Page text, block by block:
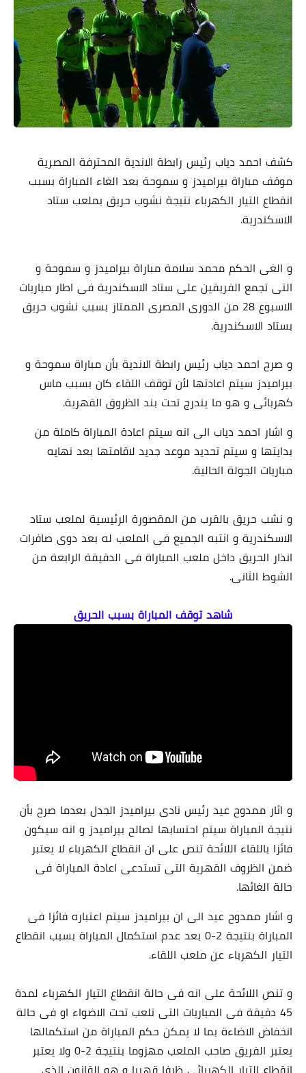
كشف احمد دياب رئيس رابطة الاندية المحترفة المصرية
موقف مباراة بيراميدز و سموحة بعد الغاء المباراة بسبب
انقطاع التيار الكهرباء نتيجة نشوب حريق بملعب ستاد
الاسكندرية.
و الغى الحكم محمد سلامة مباراة بيراميدز و سموحة و
التى تجمع الفريقين على ستاد الاسكندرية فى اطار مباريات
الاسبوع 28 من الدورى المصرى الممتاز بسبب نشوب حريق
بستاد الاسكندرية.
و صرح احمد دياب رئيس رابطة الاندية بأن مباراة سموحة و
بيراميدز سيتم اعادتها لأن توقف اللقاء كان بسبب ماس
كهربائى و هو ما يندرج تحت بند الظروق القهرية.
و اشار احمد دياب الى انه سيتم اعادة المباراة كاملة من
بدايتها و سيتم تحديد موعد جديد لاقامتها بعد نهايه
مباريات الجولة الحالية.
و نشب حريق بالقرب من المقصورة الرئيسية لملعب ستاد
الاسكندرية و انتبه الجميع فى الملعب له بعد دوى صافرات
انذار الحريق داخل ملعب المباراة فى الدقيقة الرابعة من
الشوط الثانى.
شاهد توقف المباراة بسبب الحريق
و اثار ممدوح عيد رئيس نادى بيراميدز الجدل بعدما صرح بأن
نتيجة المباراة سيتم احتسابها لصالح بيراميدز و انه سيكون
فائزا باللقاء اللائحة تنص على ان انقطاع الكهرباء لا يعتبر
ضمن الظروف القهرية التى تستدعى اعادة المباراة فى
حالة الغائها.
و اشار ممدوح عيد الى ان بيراميدز سيتم اعتباره فائزا فى
المباراة بنتيجة 2-0 بعد عدم استكمال المباراة بسبب انقطاع
التيار الكهرباء عن ملعب اللقاء.
و تنص اللائحة على انه فى حالة انقطاع التيار الكهرباء لمدة
45 دقيقة فى المباريات التى تلعب تحت الاضواء او فى حالة
انخفاض الاضاءة بما لا يمكن حكم المباراة من استكمالها
يعتبر الفريق صاحب الملعب مهزوما بنتيجة 2-0 ولا يعتبر